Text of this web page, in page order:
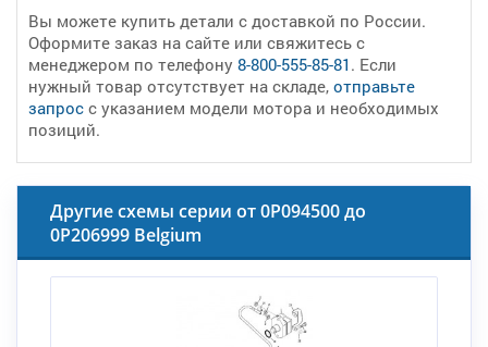
Вы можете купить детали с доставкой по России.
Оформите заказ на сайте или свяжитесь с
менеджером по телефону 8-800-555-85-81 . Если
нужный товар отсутствует на складе, отправьте
запрос с указанием модели мотора и необходимых
позиций.
Другие схемы серии от 0P094500 до
0P206999 Belgium